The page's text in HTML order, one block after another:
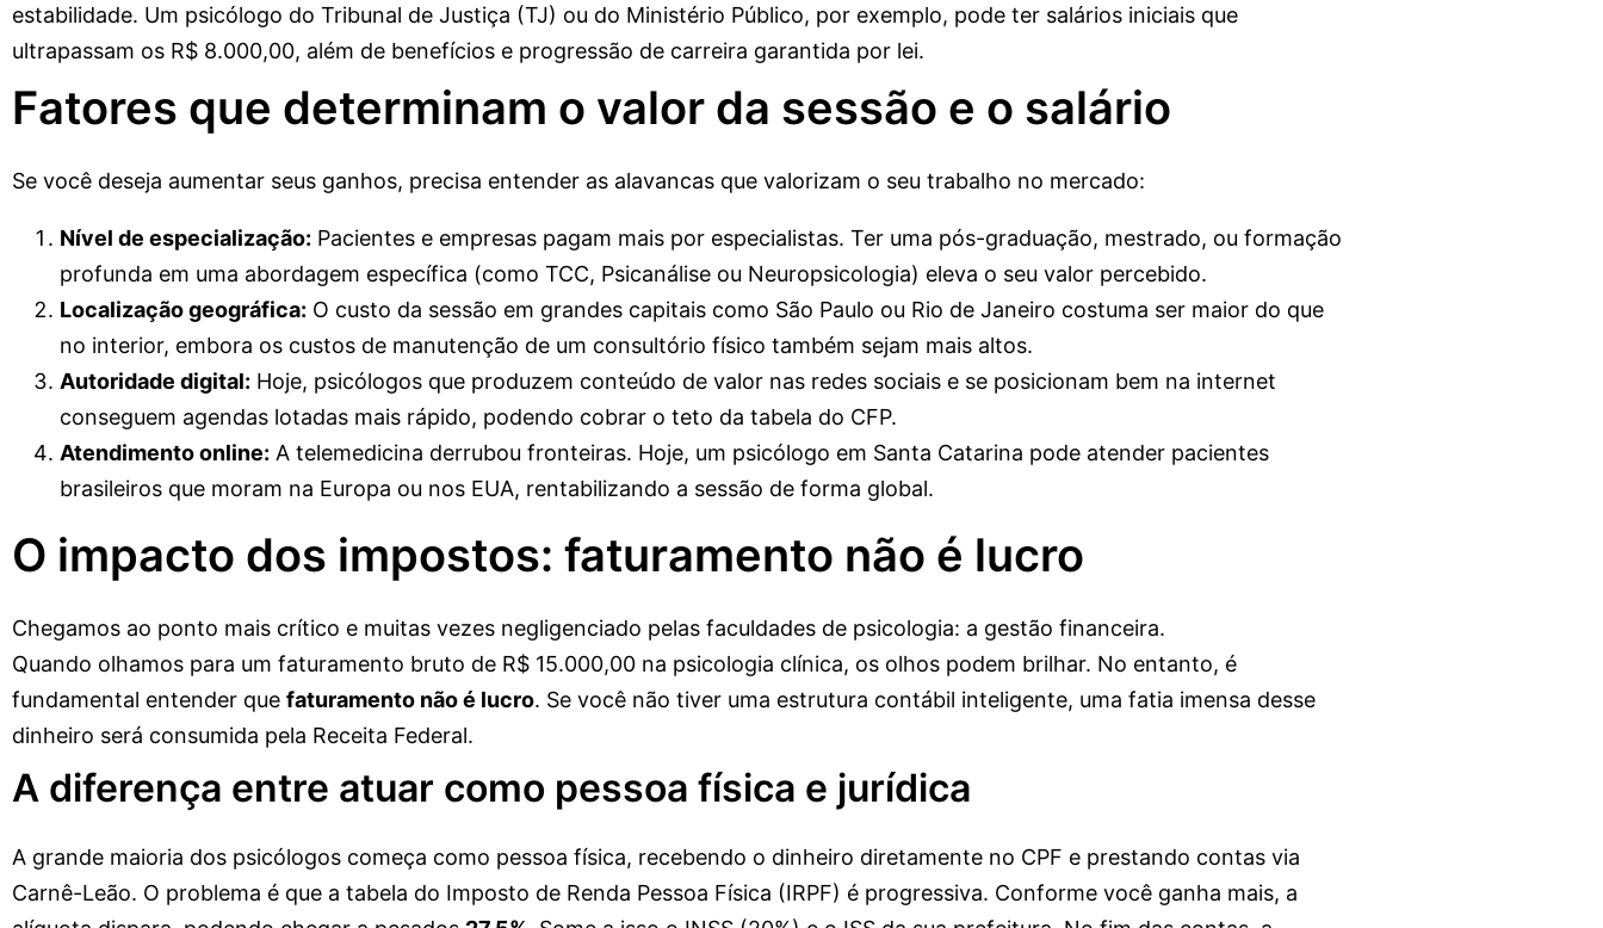
estabilidade. Um psicólogo do Tribunal de Justiça (TJ) ou do Ministério Público, por exemplo, pode ter salários iniciais que
ultrapassam os R$ 8.000,00, além de benefícios e progressão de carreira garantida por lei.
Fatores que determinam o valor da sessão e o salário
Se você deseja aumentar seus ganhos, precisa entender as alavancas que valorizam o seu trabalho no mercado:
Nível de especialização: Pacientes e empresas pagam mais por especialistas. Ter uma pós-graduação, mestrado, ou formação
profunda em uma abordagem específica (como TCC, Psicanálise ou Neuropsicologia) eleva o seu valor percebido.
Localização geográfica: O custo da sessão em grandes capitais como São Paulo ou Rio de Janeiro costuma ser maior do que
no interior, embora os custos de manutenção de um consultório físico também sejam mais altos.
Autoridade digital: Hoje, psicólogos que produzem conteúdo de valor nas redes sociais e se posicionam bem na internet
conseguem agendas lotadas mais rápido, podendo cobrar o teto da tabela do CFP.
Atendimento online: A telemedicina derrubou fronteiras. Hoje, um psicólogo em Santa Catarina pode atender pacientes
brasileiros que moram na Europa ou nos EUA, rentabilizando a sessão de forma global.
O impacto dos impostos: faturamento não é lucro
Chegamos ao ponto mais crítico e muitas vezes negligenciado pelas faculdades de psicologia: a gestão financeira.
Quando olhamos para um faturamento bruto de R$ 15.000,00 na psicologia clínica, os olhos podem brilhar. No entanto, é
fundamental entender que faturamento não é lucro. Se você não tiver uma estrutura contábil inteligente, uma fatia imensa desse
dinheiro será consumida pela Receita Federal.
A diferença entre atuar como pessoa física e jurídica
A grande maioria dos psicólogos começa como pessoa física, recebendo o dinheiro diretamente no CPF e prestando contas via
Carnê-Leão. O problema é que a tabela do Imposto de Renda Pessoa Física (IRPF) é progressiva. Conforme você ganha mais, a